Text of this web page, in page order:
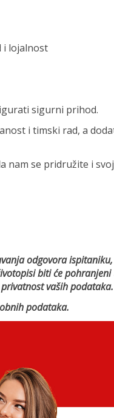
i lojalnost
sigurni prihod.
i timski rad, a
nam se pridružite i
odgovora
biti će pohranjeni
vaših podataka.
podataka.